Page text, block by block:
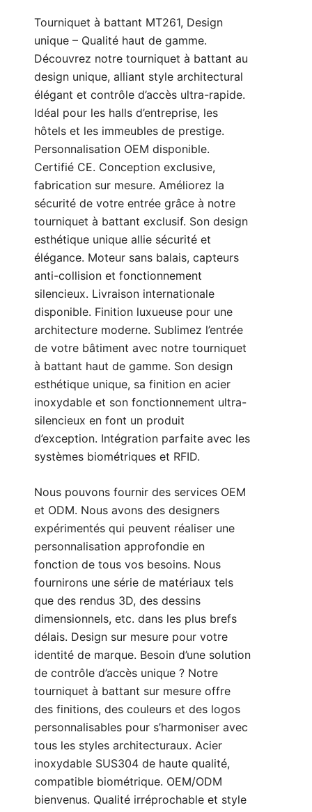
Tourniquet à battant MT261, Design
unique – Qualité haut de gamme.
Découvrez notre tourniquet à battant au
design unique, alliant style architectural
élégant et contrôle d’accès ultra-rapide.
Idéal pour les halls d’entreprise, les
hôtels et les immeubles de prestige.
Personnalisation OEM disponible.
Certifié CE. Conception exclusive,
fabrication sur mesure. Améliorez la
sécurité de votre entrée grâce à notre
tourniquet à battant exclusif. Son design
esthétique unique allie sécurité et
élégance. Moteur sans balais, capteurs
anti-collision et fonctionnement
silencieux. Livraison internationale
disponible. Finition luxueuse pour une
architecture moderne. Sublimez l’entrée
de votre bâtiment avec notre tourniquet
à battant haut de gamme. Son design
esthétique unique, sa finition en acier
inoxydable et son fonctionnement ultra-
silencieux en font un produit
d’exception. Intégration parfaite avec les
systèmes biométriques et RFID.
Nous pouvons fournir des services OEM
et ODM. Nous avons des designers
expérimentés qui peuvent réaliser une
personnalisation approfondie en
fonction de tous vos besoins. Nous
fournirons une série de matériaux tels
que des rendus 3D, des dessins
dimensionnels, etc. dans les plus brefs
délais. Design sur mesure pour votre
identité de marque. Besoin d’une solution
de contrôle d’accès unique ? Notre
tourniquet à battant sur mesure offre
des finitions, des couleurs et des logos
personnalisables pour s’harmoniser avec
tous les styles architecturaux. Acier
inoxydable SUS304 de haute qualité,
compatible biométrique. OEM/ODM
bienvenus. Qualité irréprochable et style